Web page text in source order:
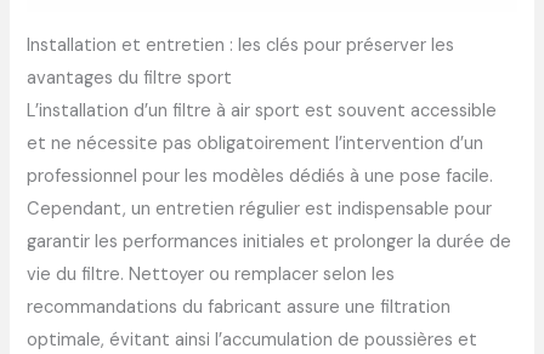
Installation et entretien : les clés pour préserver les
avantages du filtre sport
L’installation d’un filtre à air sport est souvent accessible
et ne nécessite pas obligatoirement l’intervention d’un
professionnel pour les modèles dédiés à une pose facile.
Cependant, un entretien régulier est indispensable pour
garantir les performances initiales et prolonger la durée de
vie du filtre. Nettoyer ou remplacer selon les
recommandations du fabricant assure une filtration
optimale, évitant ainsi l’accumulation de poussières et